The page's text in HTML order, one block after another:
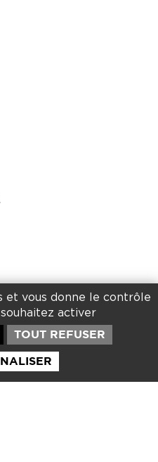
Book
et vous donne le contrôle
activer
TOUT REFUSER